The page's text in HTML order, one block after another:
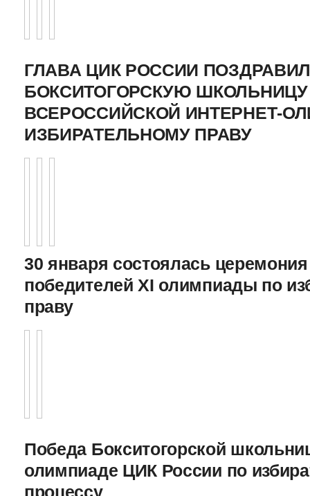
ГЛАВА ЦИК РОССИИ
БОКСИТОГОРСКУЮ
ВСЕРОССИЙСКОЙ ИНТЕРНЕТ-
ИЗБИРАТЕЛЬНОМУ ПРАВУ
30 января состоялась
победителей XI олимпиады по
праву
Победа Бокситогорской
олимпиаде ЦИК России по
процессу